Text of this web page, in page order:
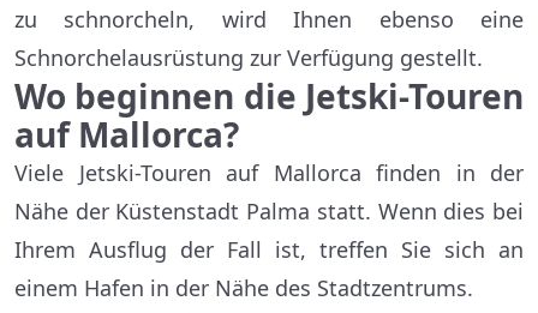
zu schnorcheln, wird Ihnen ebenso eine
Schnorchelausrüstung zur Verfügung gestellt.
Wo beginnen die Jetski-Touren
auf Mallorca?
Viele Jetski-Touren auf Mallorca finden in der
Nähe der Küstenstadt Palma statt. Wenn dies bei
Ihrem Ausflug der Fall ist, treffen Sie sich an
einem Hafen in der Nähe des Stadtzentrums.